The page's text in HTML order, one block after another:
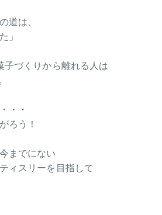
道は、
」
子づくりから離れる人は
・・
ろう！
までにない
ィスリーを目指して